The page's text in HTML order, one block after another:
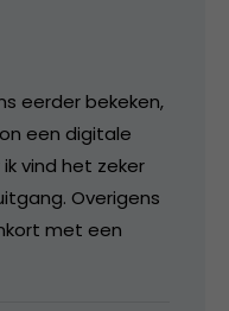
eerder bekeken,
een digitale
vind het zeker
Overigens
met een